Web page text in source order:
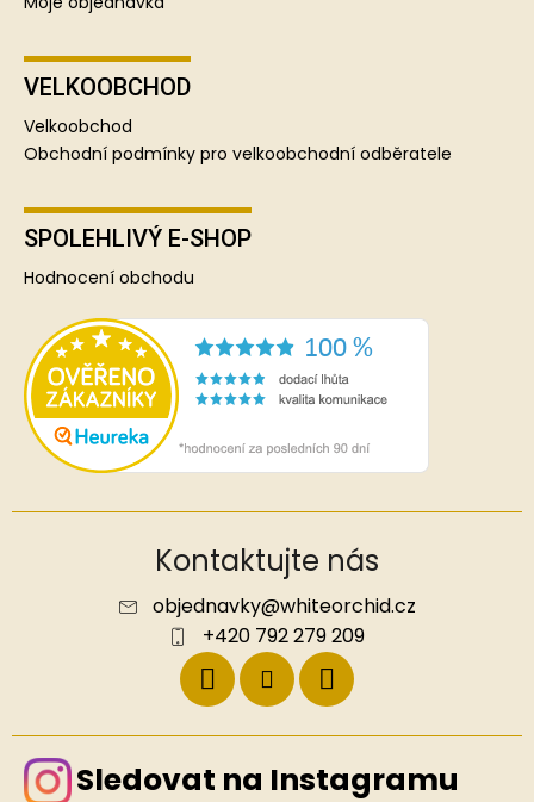
VELKOOBCHOD
Velkoobchod
Obchodní podmínky pro velkoobchodní odběratele
SPOLEHLIVÝ E-SHOP
Hodnocení obchodu
Kontaktujte nás
objednavky@whiteorchid.cz
+420 792 279 209
Sledovat na Instagramu